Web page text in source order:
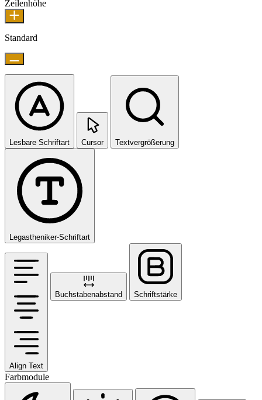
Zeilenhöhe
Standard
Lesbare Schriftart Cursor Textvergrößerung
Legastheniker-Schriftart
Align Text
Buchstabenabstand Schriftstärke
Farbmodule